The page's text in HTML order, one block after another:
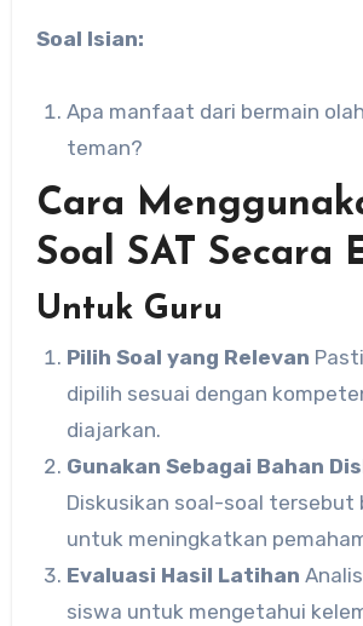
Soal Isian:
Apa manfaat dari bermain
teman?
Cara
Soal SAT Secara
Untuk Guru
Pilih Soal yang Relevan
dipilih sesuai dengan
diajarkan.
Gunakan Sebagai Bahan
Diskusikan soal-soal tersebut
untuk meningkatkan
Evaluasi Hasil Latihan
siswa untuk mengetahui